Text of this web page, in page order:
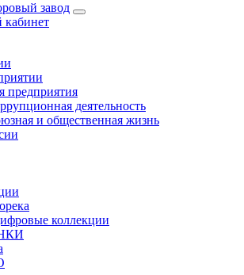
завод
предприятия
деятельность
и общественная жизнь
коллекции